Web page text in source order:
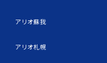
アリオ蘇我
アリオ札幌